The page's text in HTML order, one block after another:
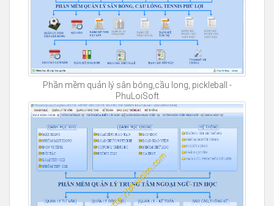
Phần mềm quản lý sân bóng,cầu long, pickleball -
PhuLoiSoft